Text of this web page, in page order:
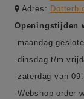
Adres:
Openingstijden
-maandag
-dinsdag t/m
-zaterdag van
-Webshop order